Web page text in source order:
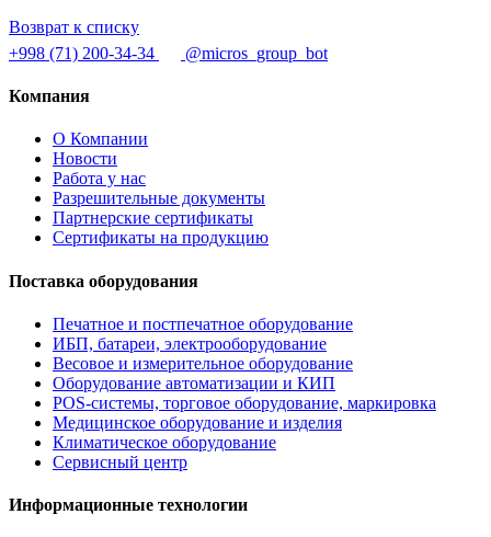
Возврат к списку
+998 (71) 200-34-34
@micros_group_bot
Компания
О Компании
Новости
Работа у нас
Разрешительные документы
Партнерские сертификаты
Сертификаты на продукцию
Поставка оборудования
Печатное и постпечатное оборудование
ИБП, батареи, электрооборудование
Весовое и измерительное оборудование
Оборудование автоматизации и КИП
POS-системы, торговое оборудование, маркировка
Медицинское оборудование и изделия
Климатическое оборудование
Сервисный центр
Информационные технологии